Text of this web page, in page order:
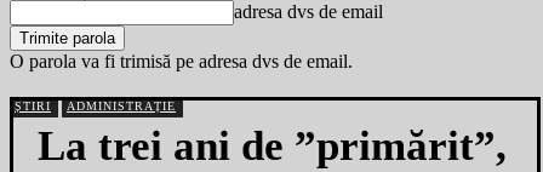
adresa dvs de email
O parola va fi trimisă pe adresa dvs de email.
ȘTIRI ADMINISTRAȚIE
La trei ani de ”primărit”,